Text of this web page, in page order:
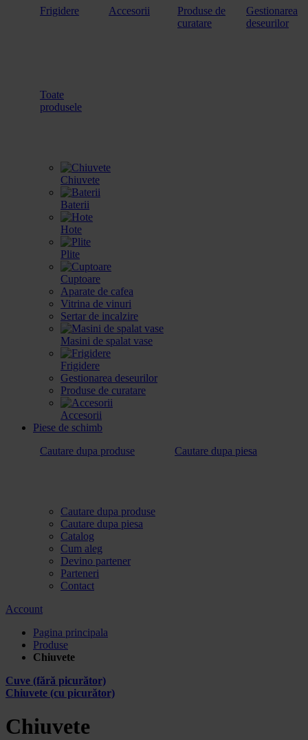
Frigidere Accesorii
Produse de
curatare
Gestionarea
deseurilor
Toate
produsele
Chiuvete
Baterii
Hote
Plite
Cuptoare
Aparate de cafea
Vitrina de vinuri
Sertar de incalzire
Masini de spalat vase
Frigidere
Gestionarea deseurilor
Produse de curatare
Accesorii
Piese de schimb
Cautare dupa produse
Cautare dupa piesa
Cautare dupa produse
Cautare dupa piesa
Catalog
Cum aleg
Devino partener
Parteneri
Contact
Account
Pagina principala
Produse
Chiuvete
Cuve (fără picurător)
Chiuvete (cu picurător)
Chiuvete